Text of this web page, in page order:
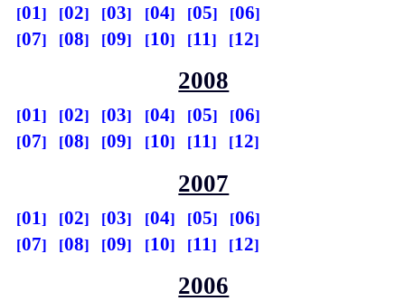
01 02 03 04 05
06
07
08 09 10 11 12
2008
01 02 03 04 05
06
07
08 09 10 11 12
2007
01 02 03 04 05
06
07
08 09 10 11 12
2006